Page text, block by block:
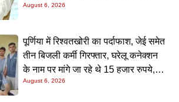
August 6, 2026
पूर्णिया में रिश्वतखोरी का पर्दाफाश, जेई समेत
तीन बिजली कर्मी गिरफ्तार, घरेलू कनेक्शन
के नाम पर मांगे जा रहे थे 15 हजार रुपये,
निगरानी टीम ने रंगे हाथ पकड़ा
August 6, 2026